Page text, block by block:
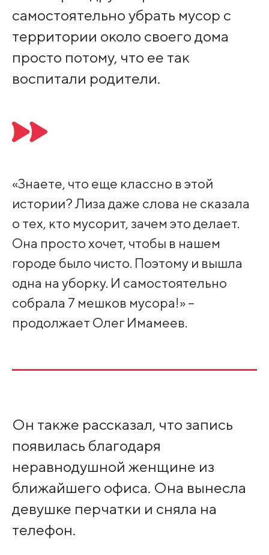
самостоятельно убрать мусор с
территории около своего дома
просто потому, что ее так
воспитали родители.
«Знаете, что еще классно в этой
истории? Лиза даже слова не сказала
о тех, кто мусорит, зачем это делает.
Она просто хочет, чтобы в нашем
городе было чисто. Поэтому и вышла
одна на уборку. И самостоятельно
собрала 7 мешков мусора!» –
продолжает Олег Имамеев.
Он также рассказал, что запись
появилась благодаря
неравнодушной женщине из
ближайшего офиса. Она вынесла
девушке перчатки и сняла на
телефон.